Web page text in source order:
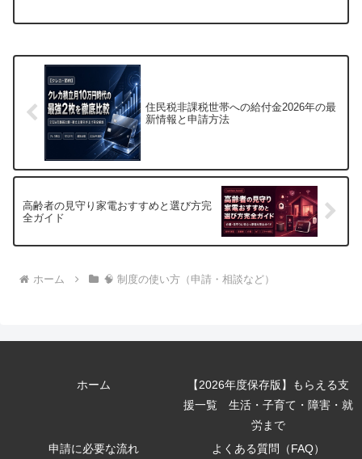
住民税非課税世帯への給付金2026年の最
新情報と申請方法
高齢者の見守り家電おすすめと選び方完
全ガイド
ホーム 🧠 制度の使い方（申請・相談など）
ホーム
【2026年度保存版】もらえる支
援一覧 生活・子育て・障害・就
労まで
申請に必要な流れ
よくある質問（FAQ）